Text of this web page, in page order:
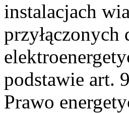
instalacjach
przyłączonych
podstawie art.
Prawo